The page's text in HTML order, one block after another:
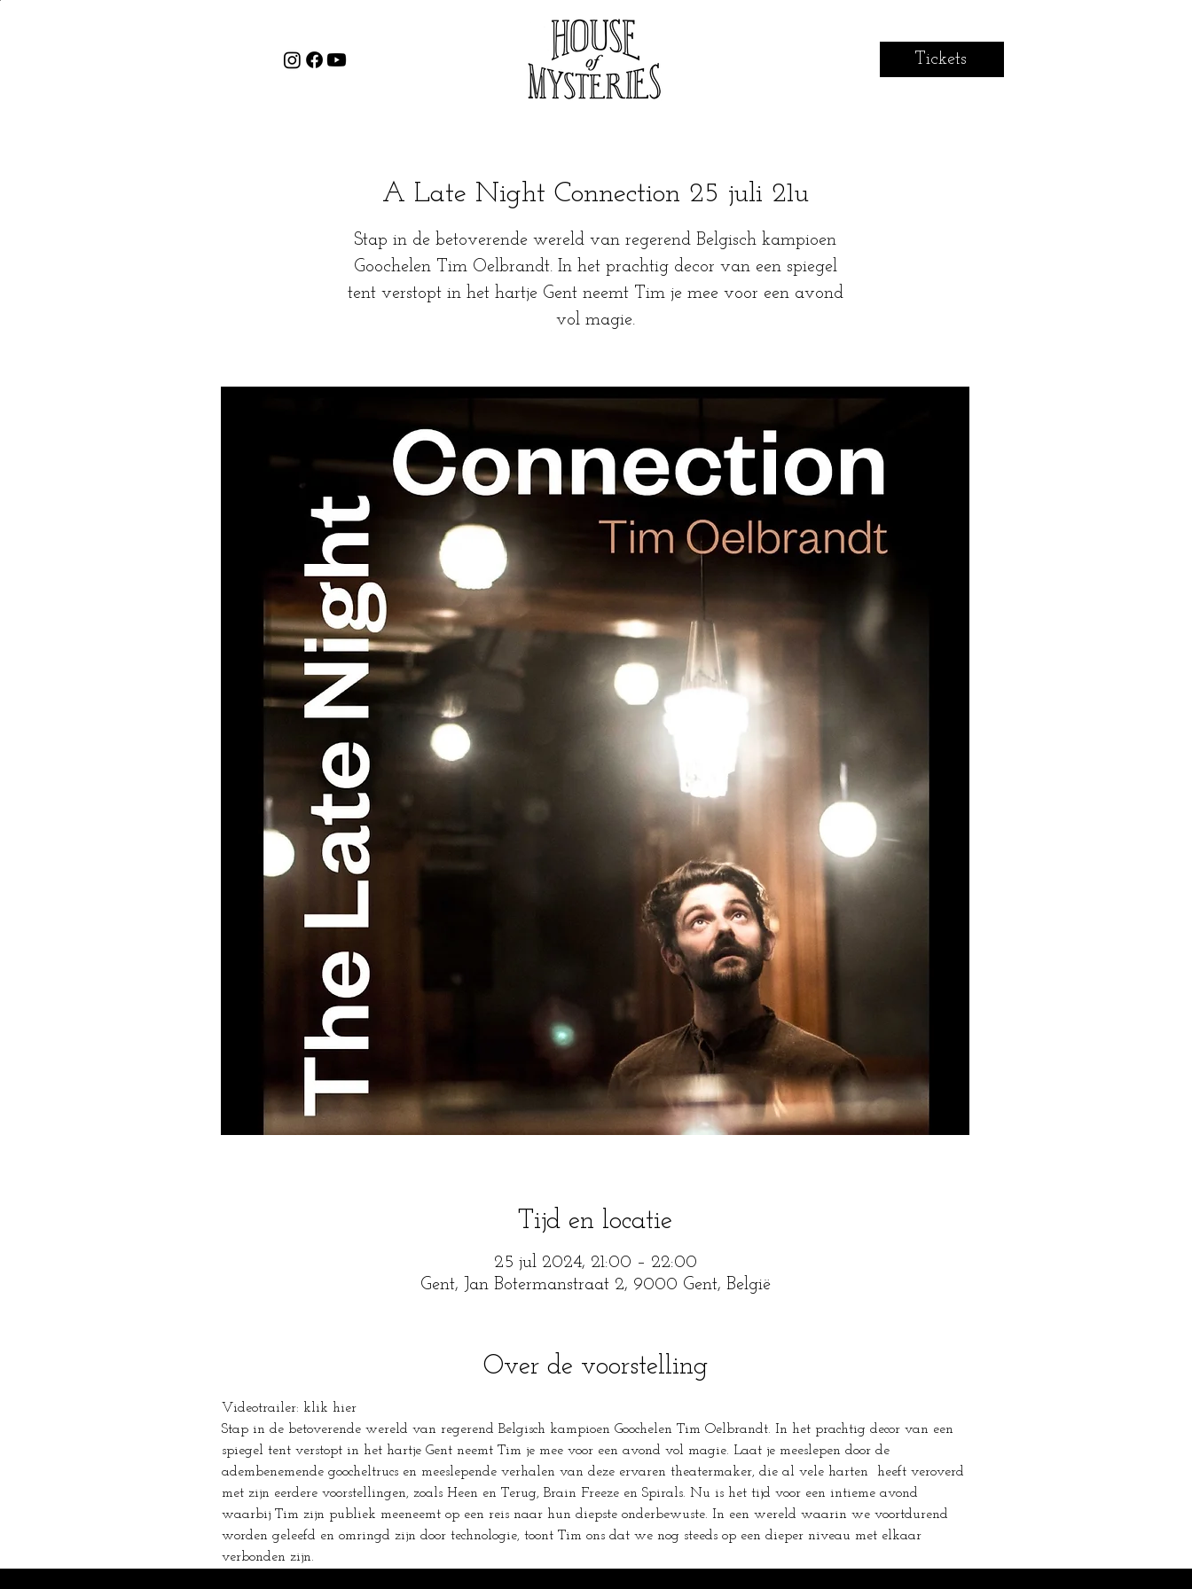
Tickets
A Late Night Connection 25 juli 21u
Stap in de betoverende wereld van regerend Belgisch kampioen
Goochelen Tim Oelbrandt. In het prachtig decor van een spiegel
tent verstopt in het hartje Gent neemt Tim je mee voor een avond
vol magie.
Tijd en locatie
25 jul 2024, 21:00 – 22:00
Gent, Jan Botermanstraat 2, 9000 Gent, België
Over de voorstelling
Videotrailer: klik hier
Stap in de betoverende wereld van regerend Belgisch kampioen Goochelen Tim Oelbrandt. In het prachtig decor van een
spiegel tent verstopt in het hartje Gent neemt Tim je mee voor een avond vol magie. Laat je meeslepen door de
adembenemende goocheltrucs en meeslepende verhalen van deze ervaren theatermaker, die al vele harten  heeft veroverd
met zijn eerdere voorstellingen, zoals Heen en Terug, Brain Freeze en Spirals. Nu is het tijd voor een intieme avond
waarbij Tim zijn publiek meeneemt op een reis naar hun diepste onderbewuste. In een wereld waarin we voortdurend
worden geleefd en omringd zijn door technologie, toont Tim ons dat we nog steeds op een dieper niveau met elkaar
verbonden zijn.